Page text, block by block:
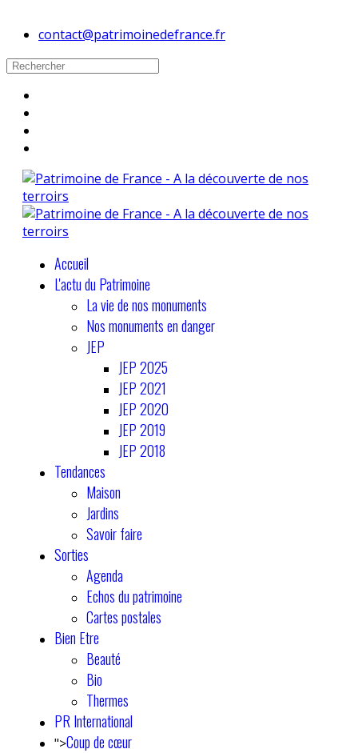
contact@patrimoinedefrance.fr
Accueil
L'actu du Patrimoine
La vie de nos monuments
Nos monuments en danger
JEP
JEP 2025
JEP 2021
JEP 2020
JEP 2019
JEP 2018
Tendances
Maison
Jardins
Savoir faire
Sorties
Agenda
Echos du patrimoine
Cartes postales
Bien Etre
Beauté
Bio
Thermes
PR International
">Coup de cœur